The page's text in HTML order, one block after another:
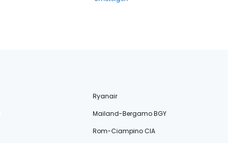
Ryanair
Mailand-Bergamo BGY
Rom-Ciampino CIA